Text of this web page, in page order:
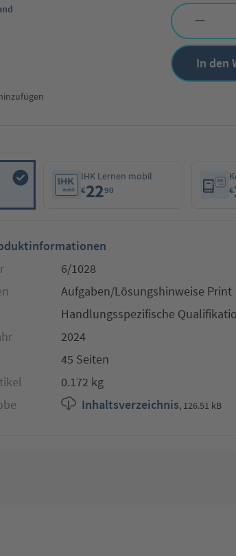
Produkt
In den
IHK Lernen mobil
€2290 €
6/1028
Aufgaben/Lösungshinweise Print
Handlungsspezifische
2024
45 Seiten
0.172 kg
Inhaltsverzeichnis, 126.51 kB